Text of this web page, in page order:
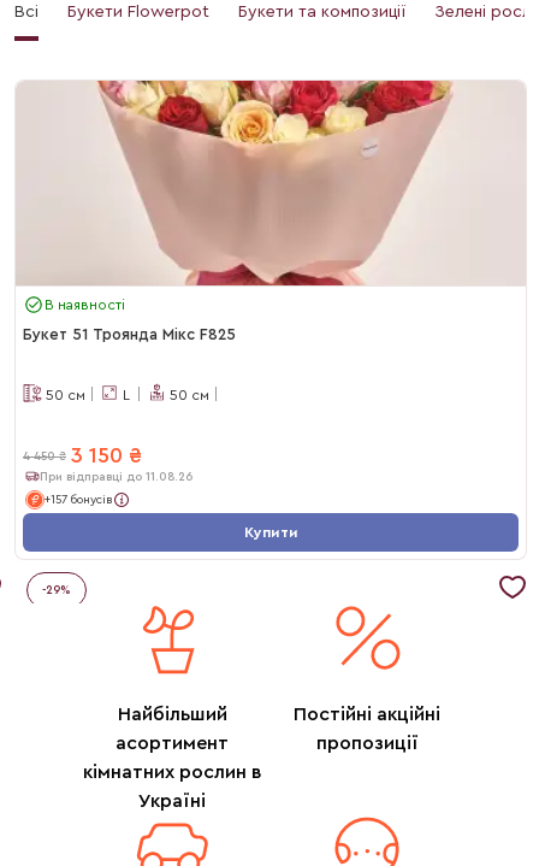
Всі Букети Flowerpot Букети та композиції Зелені
В наявності
Букет 51 Троянда Мікс F825
50 см L 50 см
4 450 ₴ 3 150 ₴
При відправці до 11.08.26
+157 бонусів
Купити
-29%
Найбільший
асортимент
кімнатних рослин в
Україні
Постійні акційні
пропозиції